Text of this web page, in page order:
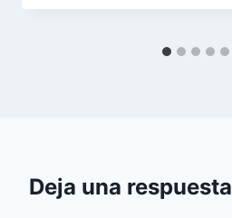
Deja una respuesta